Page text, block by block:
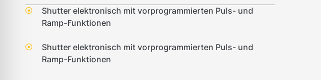
Shutter elektronisch mit vorprogrammierten Puls- und
Ramp-Funktionen
Shutter elektronisch mit vorprogrammierten Puls- und
Ramp-Funktionen